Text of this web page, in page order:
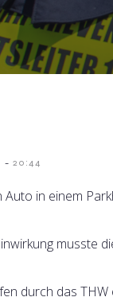
- 20:44
in einem
musste
durch das